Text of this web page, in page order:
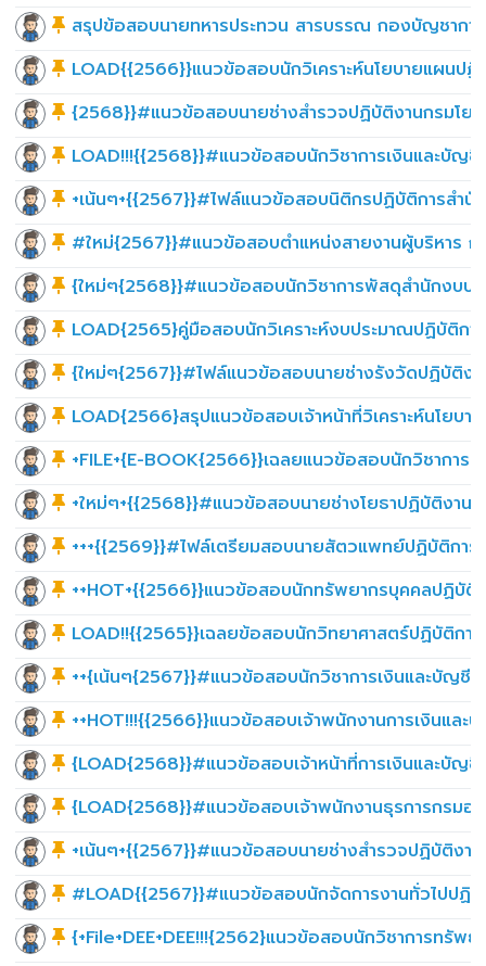
สรุปข้อสอบนายทหารประทวน สารบรรณ กองบัญชาก
LOAD{{2566}}แนวข้อสอบนักวิเคราะห์นโยบายแผน
{2568}}#แนวข้อสอบนายช่างสำรวจปฏิบัติงานกรมโยธ
LOAD!!!{{2568}}#แนวข้อสอบนักวิชาการเงินและบัญ
+เน้นๆ+{{2567}}#ไฟล์แนวข้อสอบนิติกรปฏิบัติการสำนั
#ใหม่{2567}}#แนวข้อสอบตำแหน่งสายงานผู้บริหาร
{ใหม่ๆ{2568}}#แนวข้อสอบนักวิชาการพัสดุสำนักงบปร
LOAD{2565}คู่มือสอบนักวิเคราะห์งบประมาณปฏิบัติก
{ใหม่ๆ{2567}}#ไฟล์แนวข้อสอบนายช่างรังวัดปฏิบัติง
LOAD{2566}สรุปแนวข้อสอบเจ้าหน้าที่วิเคราะห์นโยบ
+FILE+{E-BOOK{2566}}เฉลยแนวข้อสอบนักวิชากา
+ใหม่ๆ+{{2568}}#แนวข้อสอบนายช่างโยธาปฏิบัติงาน
+++{{2569}}#ไฟล์เตรียมสอบนายสัตวแพทย์ปฏิบัติการ
++HOT+{{2566}}แนวข้อสอบนักทรัพยากรบุคคลปฏิบั
LOAD!!{{2565}}เฉลยข้อสอบนักวิทยาศาสตร์ปฏิบัติก
++{เน้นๆ{2567}}#แนวข้อสอบนักวิชาการเงินและบัญ
++HOT!!!{{2566}}แนวข้อสอบเจ้าพนักงานการเงินแ
{LOAD{2568}}#แนวข้อสอบเจ้าหน้าที่การเงินและบัญ
{LOAD{2568}}#แนวข้อสอบเจ้าพนักงานธุรการกรมอุ
+เน้นๆ+{{2567}}#แนวข้อสอบนายช่างสำรวจปฏิบัติง
#LOAD{{2567}}#แนวข้อสอบนักจัดการงานทั่วไปปฏิ
{+File+DEE+DEE!!!{2562}แนวข้อสอบนักวิชาการทรั